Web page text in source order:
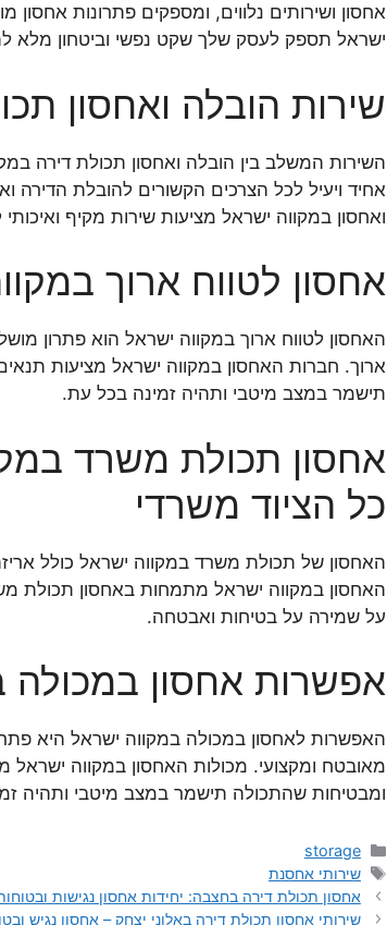
אחסון ושירותים נלווים, ומספקים פתרונות
ישראל תספק לעסק שלך שקט נפשי וביטחון מלא
שירות הובלה ואחסון
השירות המשלב בין הובלה ואחסון תכולת דירה
אחיד ויעיל לכל הצרכים הקשורים להובלת הדירה
ואחסון במקווה ישראל מציעות שירות מקיף ואיכותי
אחסון לטווח ארוך
האחסון לטווח ארוך במקווה ישראל הוא פתרון
ארוך. חברות האחסון במקווה ישראל מציעות
תישמר במצב מיטבי ותהיה זמינה בכל עת.
אחסון תכולת משרד
כל הציוד משרדי
האחסון של תכולת משרד במקווה ישראל כולל
האחסון במקווה ישראל מתמחות באחסון תכולת
על שמירה על בטיחות ואבטחה.
אפשרות אחסון במכולה
האפשרות לאחסון במכולה במקווה ישראל היא
מאובטח ומקצועי. מכולות האחסון במקווה ישראל
ומבטיחות שהתכולה תישמר במצב מיטבי ותהיה
קטגוריות
storage
תגיות
שירותי אחסנת
אחסון תכולת דירה בחצבה: יחידות אחסון נגישות
שירותי אחסון תכולת דירה באלוני יצחק – אחסון נגיש